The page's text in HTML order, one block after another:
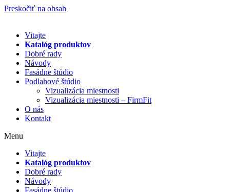
Preskočiť na obsah
Vitajte
Katalóg produktov
Dobré rady
Návody
Fasádne štúdio
Podlahové štúdio
Vizualizácia miestnosti
Vizualizácia miestnosti – FirmFit
O nás
Kontakt
Menu
Vitajte
Katalóg produktov
Dobré rady
Návody
Fasádne štúdio